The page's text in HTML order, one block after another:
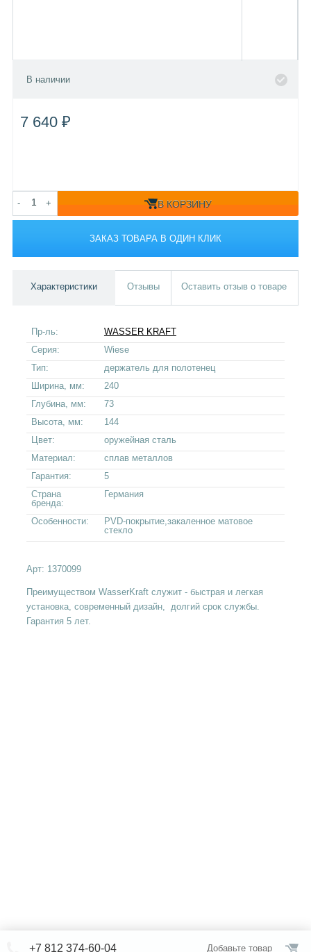
В наличии
7 640 ₽
- + В КОРЗИНУ
ЗАКАЗ ТОВАРА В ОДИН КЛИК
Характеристики Отзывы Оставить отзыв о товаре
Пр-ль:
WASSER KRAFT
Серия:
Wiese
Тип:
держатель для полотенец
Ширина, мм:
240
Глубина, мм:
73
Высота, мм:
144
Цвет:
оружейная сталь
Материал:
сплав металлов
Гарантия:
5
Страна
бренда:
Германия
Особенности:
PVD-покрытие,закаленное матовое
стекло
Арт: 1370099
Преимуществом WasserKraft служит - быстрая и легкая
установка, современный дизайн, долгий срок службы.
Гарантия 5 лет.
+7 812 374-60-04 Добавьте товар